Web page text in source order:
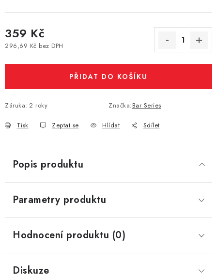
Vše o nákupu Jak reklamovat či vrátit zboží
Recenze
359 Kč
296,69 Kč bez DPH
PŘIDAT DO KOŠÍKU
Záruka: 2 roky Značka:Bar Series
Tisk Zeptat se Hlídat Sdílet
Popis produktu
Parametry produktu
Hodnocení produktu (0)
Diskuze